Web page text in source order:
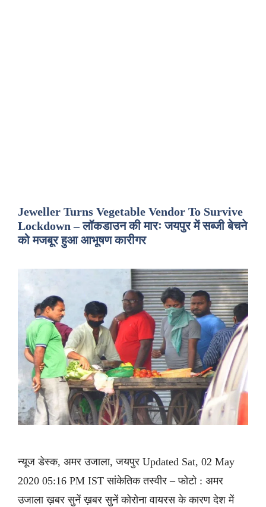
Jeweller Turns Vegetable Vendor To Survive
Lockdown – लॉकडाउन की मारः जयपुर में सब्जी बेचने
को मजबूर हुआ आभूषण कारीगर
न्यूज डेस्क, अमर उजाला, जयपुर Updated Sat, 02 May
2020 05:16 PM IST सांकेतिक तस्वीर – फोटो : अमर
उजाला ख़बर सुनें ख़बर सुनें कोरोना वायरस के कारण देश में